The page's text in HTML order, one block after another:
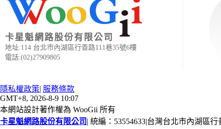
卡星魁網路股份有限公司
地址:114 台北市內湖區行善路111巷35號6樓
電話:(02)27909805
隱私權政策| 服務條款
GMT+8, 2026-8-9 10:07
本網站設計著作權為 WooGii 所有
卡星魁網路股份有限公司 | 統編：53554633|台灣台北市內湖區行